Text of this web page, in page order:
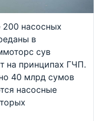
200 насосных
в
сув
на принципах ГЧП.
40 млрд сумов
насосные